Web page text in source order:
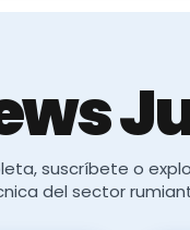
suscríbete o
del sector